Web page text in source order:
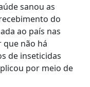
sanou as
do
ao país nas
que não há
de inseticidas
por meio de